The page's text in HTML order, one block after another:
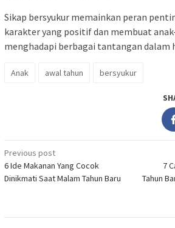
Sikap bersyukur memainkan peran
karakter yang positif dan membuat
menghadapi berbagai tantangan dalam
Anak awal tahun bersyukur
Post
navigation
Previous post
6 Ide Makanan Yang Cocok
Dinikmati Saat Malam Tahun Baru
7
Tahun